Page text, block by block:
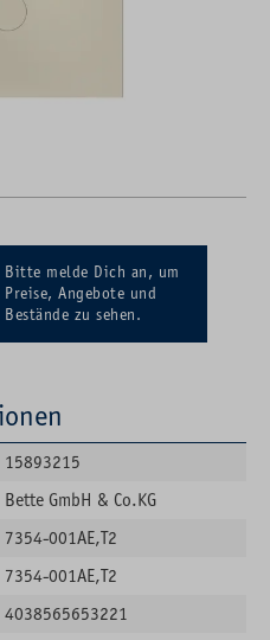
Bitte melde Dich an, um
Preise, Angebote und
Bestände zu sehen.
15893215
Bette GmbH & Co.KG
7354-001AE,T2
7354-001AE,T2
4038565653221